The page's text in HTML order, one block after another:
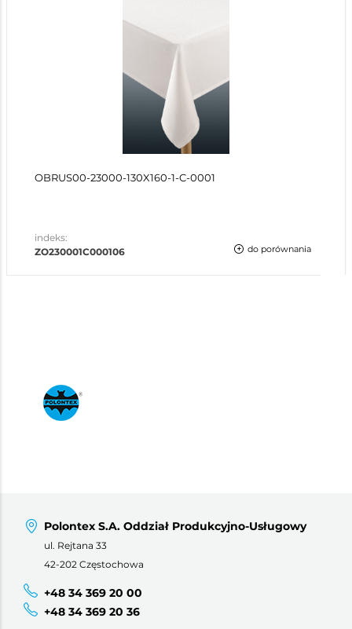
OBRUS00-23000-130X160-1-C-0001
indeks:
ZO230001C000106
do porównania
Polontex S.A. Oddział Produkcyjno-Usługowy
ul. Rejtana 33
42-202 Częstochowa
+48 34 369 20 00
+48 34 369 20 36